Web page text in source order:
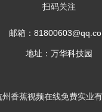
扫码关注
邮箱：
地址：万华科技园
香蕉视频在线免费实业